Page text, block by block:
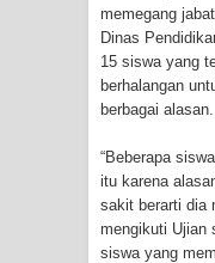
Lima
memegang
Dinas
15 siswa yang
berhalangan
berbagai alasan.
“Beberapa
itu karena
sakit berarti dia
mengikuti Ujian
siswa yang